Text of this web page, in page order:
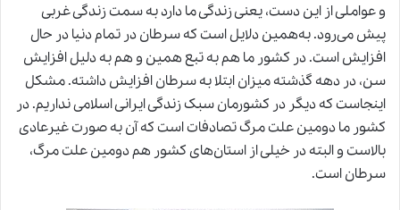
و عواملی از این دست، یعنی زندگی ما دارد به سمت زندگی غربی
پیش می‌رود. به‌همین دلایل است که سرطان در تمام دنیا در حال
افزایش است. در کشور ما هم به تبع همین و هم به دلیل افزایش
سن،در دهه گذشته میزان ابتلا به سرطان افزایش داشته. مشکل
اینجاست که دیگر در کشورمان سبک زندگی ایرانی اسلامی نداریم. در
کشور ما دومین علت مرگ تصادفات است که آن به صورت غیرعادی
بالاست و البته در خیلی از استان‌های کشور هم دومین علت مرگ،
سرطان است.